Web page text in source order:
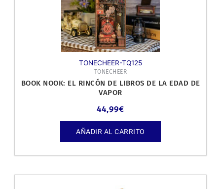
TONECHEER-TQ125
TONECHEER
BOOK NOOK: EL RINCÓN DE LIBROS DE LA EDAD DE
VAPOR
44,99€
AÑADIR AL CARRITO